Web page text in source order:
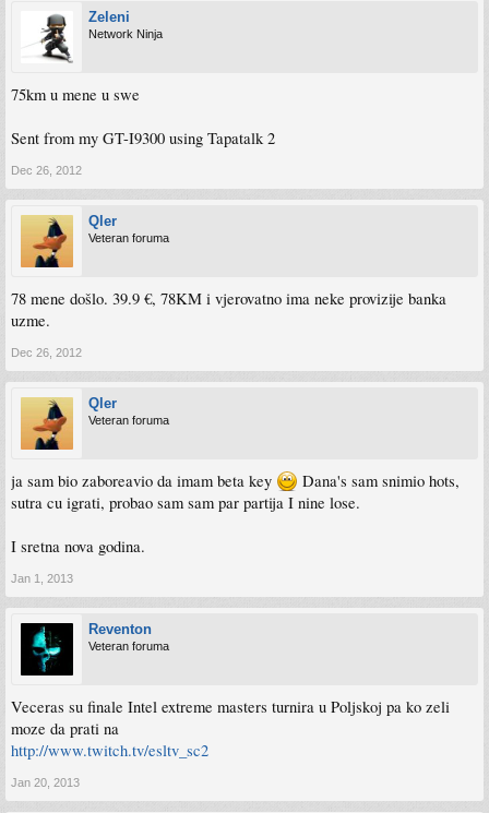
Zeleni
Network Ninja
75km u mene u swe
Sent from my GT-I9300 using Tapatalk 2
Dec 26, 2012
Qler
Veteran foruma
78 mene došlo. 39.9 €, 78KM i vjerovatno ima neke provizije banka
uzme.
Dec 26, 2012
Qler
Veteran foruma
ja sam bio zaboreavio da imam beta key
Dana's sam snimio hots,
sutra cu igrati, probao sam sam par partija I nine lose.
I sretna nova godina.
Jan 1, 2013
Reventon
Veteran foruma
Veceras su finale Intel extreme masters turnira u Poljskoj pa ko zeli
moze da prati na
http://www.twitch.tv/esltv_sc2
Jan 20, 2013